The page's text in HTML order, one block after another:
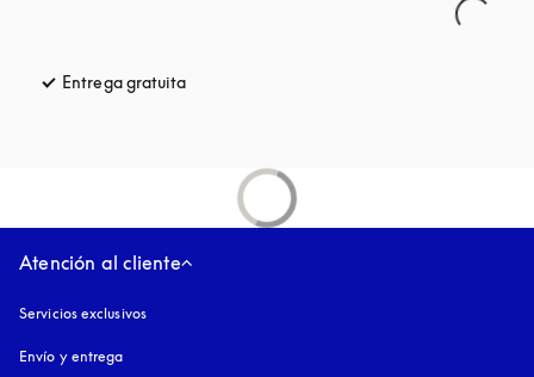
Entrega gratuita
Atención al cliente
Servicios exclusivos
Envío y entrega